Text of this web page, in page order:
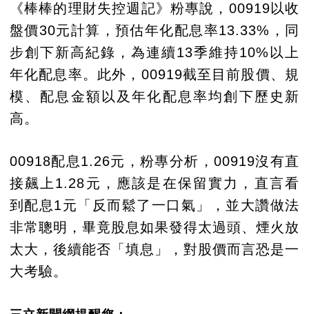
《棒棒的理財失控週記》粉專說，00919以收
盤價30元計算，預估年化配息率13.33%，同
步創下新高紀錄，為連續13季維持10%以上
年化配息率。此外，00919截至目前股價、規
模、配息金額以及年化配息率均創下歷史新
高。
00918配息1.26元，粉專分析，00919沒有直
接飆上1.28元，應該是在保留實力，直言看
到配息1元「反而鬆了一口氣」，並大讚做法
非常聰明，畢竟股息如果發得太過頭、煙火放
太大，後續能否「填息」，對股價而言恐是一
大考驗。